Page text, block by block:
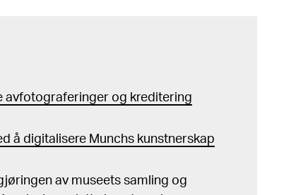
avfotograferinger og kreditering
å digitalisere Munchs kunstnerskap
av museets samling og